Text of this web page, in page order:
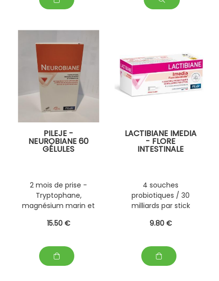
PILEJE -
NEUROBIANE 60
GÉLULES
2 mois de prise -
Tryptophane,
magnésium marin et
15.50 €
LACTIBIANE IMEDIA
- FLORE
INTESTINALE
4 souches
probiotiques / 30
milliards par stick
9.80 €